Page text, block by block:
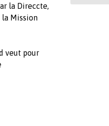
la Direccte,
la Mission
veut pour